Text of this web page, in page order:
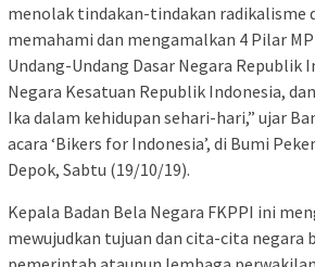
menolak tindakan-tindakan radikalisme
memahami dan mengamalkan 4 Pilar
Undang-Undang Dasar Negara Republik
Negara Kesatuan Republik Indonesia,
Ika dalam kehidupan sehari-hari,” ujar
acara ‘Bikers for Indonesia’, di Bumi
Depok, Sabtu (19/10/19).
Kepala Badan Bela Negara FKPPI ini
mewujudkan tujuan dan cita-cita negara